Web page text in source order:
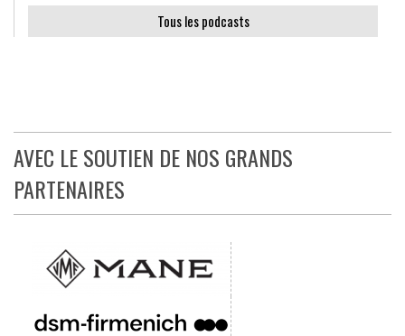
Tous les podcasts
AVEC LE SOUTIEN DE NOS GRANDS
PARTENAIRES